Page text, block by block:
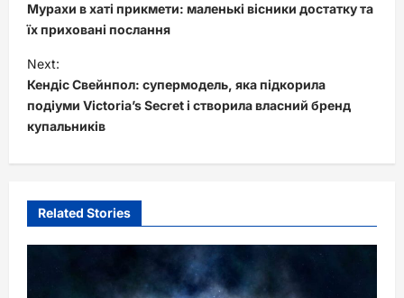
o
s
t
n
a
g
a
Мурахи в хаті прикмети: маленькі вісники достатку та
їх приховані послання
Next:
Кендіс Свейнпол: супермодель, яка підкорила
подіуми Victoria’s Secret і створила власний бренд
купальників
Related Stories